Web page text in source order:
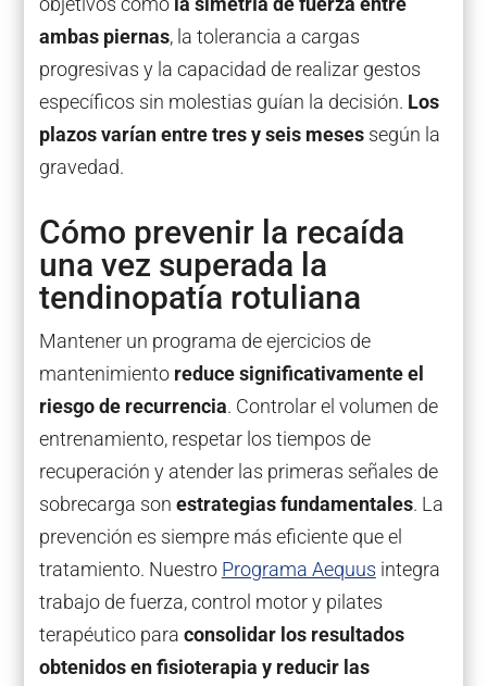
ambas piernas, la tolerancia a cargas
progresivas y la capacidad de realizar gestos
específicos sin molestias guían la decisión. Los
plazos varían entre tres y seis mesessegún la
gravedad.
Cómo prevenir la recaída
una vez superada la
tendinopatía rotuliana
Mantener un programa de ejercicios de
mantenimiento reduce significativamente el
riesgo de recurrencia. Controlar el volumen de
entrenamiento, respetar los tiempos de
recuperación y atender las primeras señales de
sobrecarga son estrategias fundamentales. La
prevención es siempre más eficiente que el
tratamiento. Nuestro Programa Aequus integra
trabajo de fuerza, control motor y pilates
terapéutico para consolidar los resultados
obtenidos en fisioterapia y reducir las